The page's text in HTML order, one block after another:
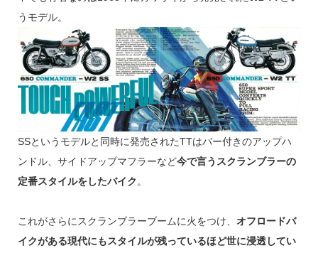
うモデル。
SSというモデルと同時に発売されたTTはバー付きのアップハ
ンドル、サイドアップマフラーなど今で言うスクランブラーの
定番スタイルをしたバイク。
これがさらにスクランブラーブームに火をつけ、 オフロードバ
イクがある現代にもスタイルが残っているほど世に浸透してい